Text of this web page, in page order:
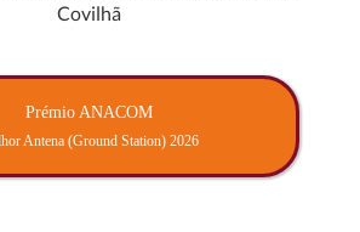
Covilhã
Prémio ANACOM
Antena (Ground Station) 2026